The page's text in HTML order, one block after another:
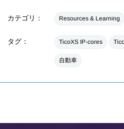
カテゴリ： Resources & Learning
タグ： TicoXS IP-cores
自動車